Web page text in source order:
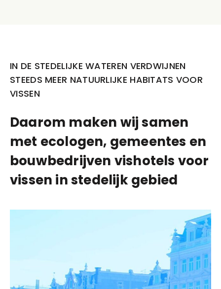
IN DE STEDELIJKE WATEREN VERDWIJNEN
STEEDS MEER NATUURLIJKE HABITATS VOOR
VISSEN
Daarom maken wij samen
met ecologen, gemeentes en
bouwbedrijven vishotels voor
vissen in stedelijk gebied